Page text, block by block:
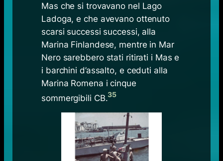
Mas che si trovavano nel Lago
Ladoga, e che avevano ottenuto
scarsi successi successi, alla
Marina Finlandese, mentre in Mar
Nero sarebbero stati ritirati i Mas e
i barchini d’assalto, e ceduti alla
Marina Romena i cinque
sommergibili CB.35